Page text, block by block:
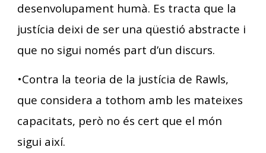
desenvolupament humà. Es tracta que la
justícia deixi de ser una qüestió abstracte i
que no sigui només part d’un discurs.
•Contra la teoria de la justícia de Rawls,
que considera a tothom amb les mateixes
capacitats, però no és cert que el món
sigui així.